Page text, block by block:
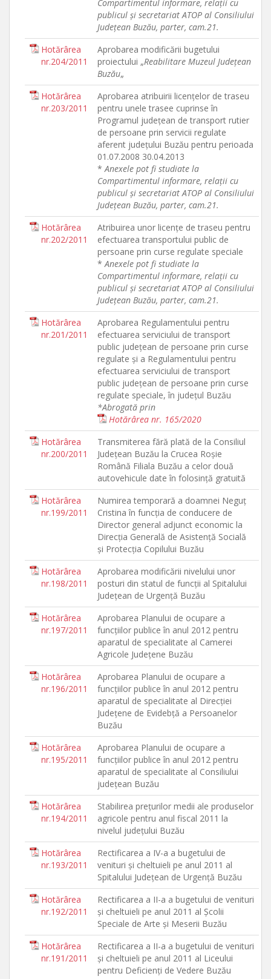
Compartimentul informare, relaţii cu
publicul şi secretariat ATOP al Consiliului
Judeţean Buzău, parter, cam.21.
Hotărârea
nr.204/2011
Aprobarea modificării bugetului
proiectului „Reabilitare Muzeul Judeţean
Buzău„
Hotărârea
nr.203/2011
Aprobarea atribuirii licenţelor de traseu
pentru unele trasee cuprinse în
Programul judeţean de transport rutier
de persoane prin servicii regulate
aferent judeţului Buzău pentru perioada
01.07.2008 30.04.2013
*Anexele pot fi studiate la
Compartimentul informare, relaţii cu
publicul şi secretariat ATOP al Consiliului
Judeţean Buzău, parter, cam.21.
Hotărârea
nr.202/2011
Atribuirea unor licenţe de traseu pentru
efectuarea transportului public de
persoane prin curse regulate speciale
*Anexele pot fi studiate la
Compartimentul informare, relaţii cu
publicul şi secretariat ATOP al Consiliului
Judeţean Buzău, parter, cam.21.
Hotărârea
nr.201/2011
Aprobarea Regulamentului pentru
efectuarea serviciului de transport
public judeţean de persoane prin curse
regulate şi a Regulamentului pentru
efectuarea serviciului de transport
public judeţean de persoane prin curse
regulate speciale, în judeţul Buzău
*Abrogată prin
Hotărârea nr. 165/2020
Hotărârea
nr.200/2011
Transmiterea fără plată de la Consiliul
Judeţean Buzău la Crucea Roşie
Română Filiala Buzău a celor două
autovehicule date în folosinţă gratuită
Hotărârea
nr.199/2011
Numirea temporară a doamnei Neguţ
Cristina în funcţia de conducere de
Director general adjunct economic la
Direcţia Generală de Asistenţă Socială
şi Protecţia Copilului Buzău
Hotărârea
nr.198/2011
Aprobarea modificării nivelului unor
posturi din statul de funcţii al Spitalului
Judeţean de Urgenţă Buzău
Hotărârea
nr.197/2011
Aprobarea Planului de ocupare a
funcţiilor publice în anul 2012 pentru
aparatul de specialitate al Camerei
Agricole Judeţene Buzău
Hotărârea
nr.196/2011
Aprobarea Planului de ocupare a
funcţiilor publice în anul 2012 pentru
aparatul de specialitate al Direcţiei
Judeţene de Evidebţă a Persoanelor
Buzău
Hotărârea
nr.195/2011
Aprobarea Planului de ocupare a
funcţiilor publice în anul 2012 pentru
aparatul de specialitate al Consiliului
judeţean Buzău
Hotărârea
nr.194/2011
Stabilirea preţurilor medii ale produselor
agricole pentru anul fiscal 2011 la
nivelul judeţului Buzău
Hotărârea
nr.193/2011
Rectificarea a IV-a a bugetului de
venituri şi cheltuieli pe anul 2011 al
Spitalului Judeţean de Urgenţă Buzău
Hotărârea
nr.192/2011
Rectificarea a II-a a bugetului de venituri
şi cheltuieli pe anul 2011 al Şcolii
Speciale de Arte şi Meserii Buzău
Hotărârea
nr.191/2011
Rectificarea a II-a a bugetului de venituri
şi cheltuieli pe anul 2011 al Liceului
pentru Deficienţi de Vedere Buzău